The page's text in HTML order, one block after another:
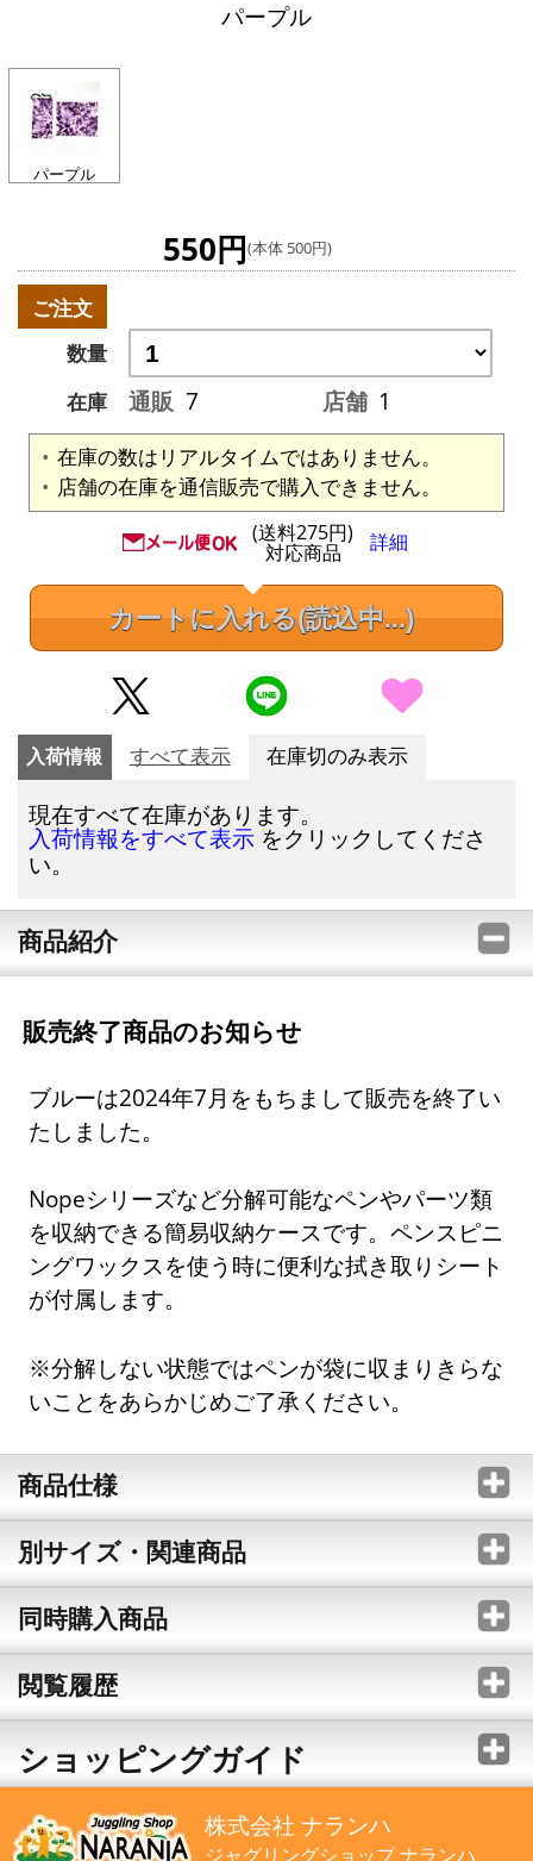
パープル
パープル
550円(本体 500円)
ご注文
数量
在庫
通販 7 店舗 1
在庫の数はリアルタイムではありません。
店舗の在庫を通信販売で購入できません。
(送料275円)
対応商品 詳細
カートに入れる(読込中...)
入荷情報 すべて表示 在庫切のみ表示
現在すべて在庫があります。
入荷情報をすべて表示 をクリックしてくださ
い。
商品紹介
販売終了商品のお知らせ
ブルーは2024年7月をもちまして販売を終了い
たしました。
Nopeシリーズなど分解可能なペンやパーツ類
を収納できる簡易収納ケースです。ペンスピニ
ングワックスを使う時に便利な拭き取りシート
が付属します。
※分解しない状態ではペンが袋に収まりきらな
いことをあらかじめご了承ください。
商品仕様
別サイズ・関連商品
同時購入商品
閲覧履歴
ショッピングガイド
株式会社 ナランハ
ジャグリングショップ ナランハ